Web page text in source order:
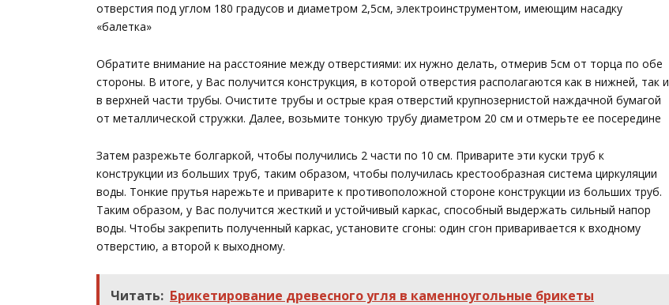
отверстия под углом 180 градусов и диаметром 2,5см, электроинструментом, имеющим насадку
«балетка»
Обратите внимание на расстояние между отверстиями: их нужно делать, отмерив 5см от торца по обе
стороны. В итоге, у Вас получится конструкция, в которой отверстия располагаются как в нижней, так и
в верхней части трубы. Очистите трубы и острые края отверстий крупнозернистой наждачной бумагой
от металлической стружки. Далее, возьмите тонкую трубу диаметром 20 см и отмерьте ее посередине
Затем разрежьте болгаркой, чтобы получились 2 части по 10 см. Приварите эти куски труб к
конструкции из больших труб, таким образом, чтобы получилась крестообразная система циркуляции
воды. Тонкие прутья нарежьте и приварите к противоположной стороне конструкции из больших труб.
Таким образом, у Вас получится жесткий и устойчивый каркас, способный выдержать сильный напор
воды. Чтобы закрепить полученный каркас, установите сгоны: один сгон приваривается к входному
отверстию, а второй к выходному.
Читать: Брикетирование древесного угля в каменноугольные брикеты